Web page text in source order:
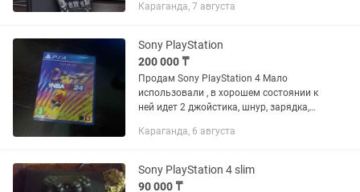
HDMI шнур 5 игр на выбор в подарок
Караганда, 7 августа
Sony PlayStation
200 000 ₸
Продам Sony PlayStation 4 Мало
использовали , в хорошем состоянии к
ней идет 2 джойстика, шнур, зарядка,
Караганда, 6 августа
Sony PlayStation 4 slim
90 000 ₸